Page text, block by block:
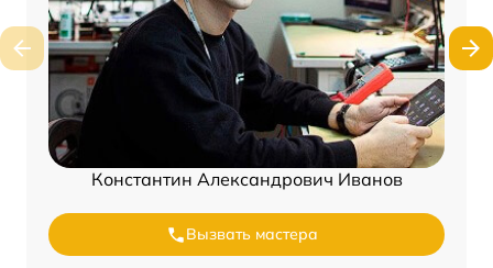
Константин Александрович Иванов
Вызвать мастера